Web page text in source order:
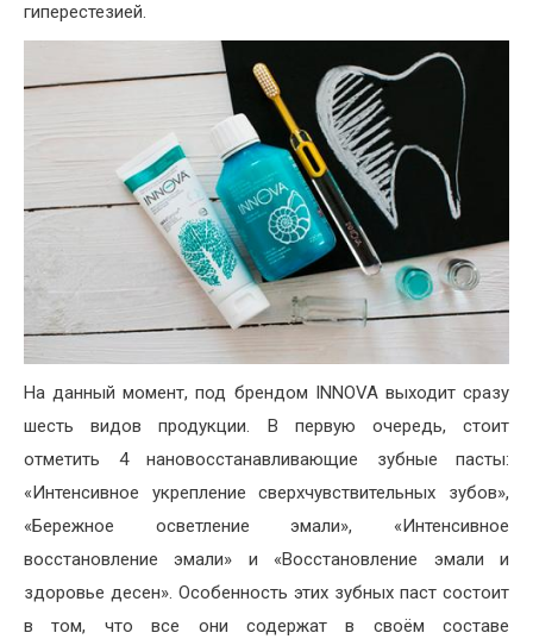
гиперестезией.
На данный момент, под брендом INNOVA выходит сразу
шесть видов продукции. В первую очередь, стоит
отметить 4 нановосстанавливающие зубные пасты:
«Интенсивное укрепление сверхчувствительных зубов»,
«Бережное осветление эмали», «Интенсивное
восстановление эмали» и «Восстановление эмали и
здоровье десен». Особенность этих зубных паст состоит
в том, что все они содержат в своём составе